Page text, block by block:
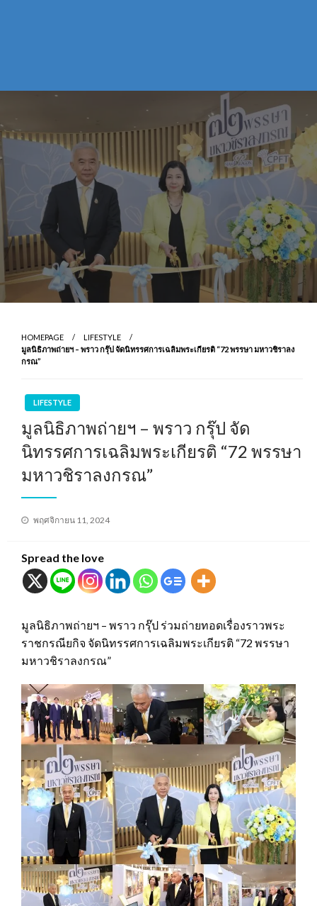
HOMEPAGE
LIFESTYLE
มูลนิธิภาพถ่ายฯ – พราว กรุ๊ป จัดนิทรรศการเฉลิมพระเกียรติ “72 พรรษา มหาวชิราลง
กรณ”
LIFESTYLE
มูลนิธิภาพถ่ายฯ – พราว กรุ๊ป จัด
นิทรรศการเฉลิมพระเกียรติ “72 พรรษา
มหาวชิราลงกรณ”
Posted
พฤศจิกายน 11, 2024
Spread the love
มูลนิธิภาพถ่ายฯ – พราว กรุ๊ป ร่วมถ่ายทอดเรื่องราวพระ
ราชกรณียกิจ จัดนิทรรศการเฉลิมพระเกียรติ “72 พรรษา
มหาวชิราลงกรณ”